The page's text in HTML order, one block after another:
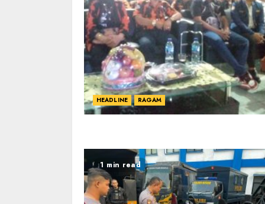
HEADLINE RAGAM
1 min read